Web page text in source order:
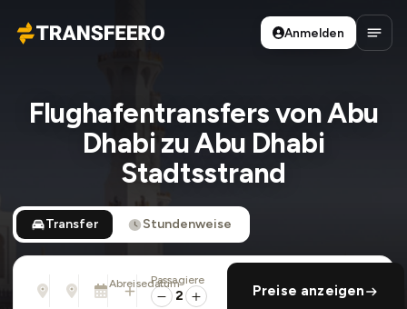
Transfeero
Anmelden
Flughafentransfers von Abu
Dhabi zu Abu Dhabi
Stadtsstrand
Transfer Stundenweise
Von
Adresse, Flughafen, Hotel, ...
Nach
Adresse, Flughafen, Hotel, ...
Abreisedatum
Sa., 8. Aug. · 01:45 PM
rückfahrt hinzufügen
Passagiere
2 Preise anzeigen